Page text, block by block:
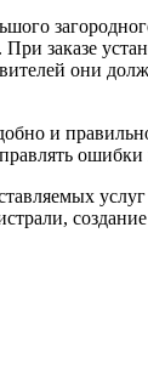
заказе
они
и